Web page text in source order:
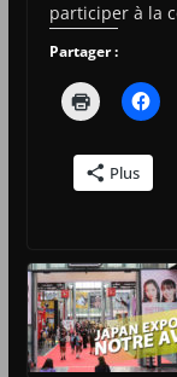
participer à la
Partager :
Plus